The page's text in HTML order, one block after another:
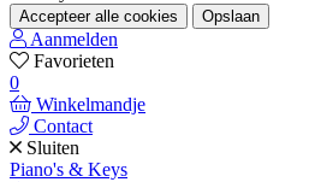
Accepteer alle cookies Opslaan
Aanmelden
Favorieten
0
Winkelmandje
Contact
Sluiten
Piano's & Keys